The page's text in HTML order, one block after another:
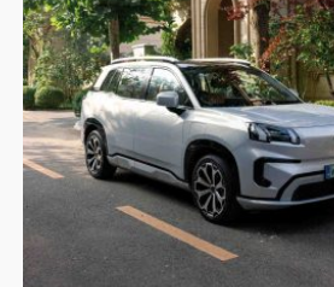
NEWSLETTER
SÍGUENOS